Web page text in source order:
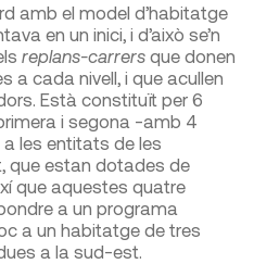
amb el model d’habitatge
en un inici, i d’això se’n
replans-carrers que donen
a cada nivell, i que acullen
Està constituït per 6
i segona -amb 4
les entitats de les
que estan dotades de
que aquestes quatre
a un programa
a un habitatge de tres
a la sud-est.